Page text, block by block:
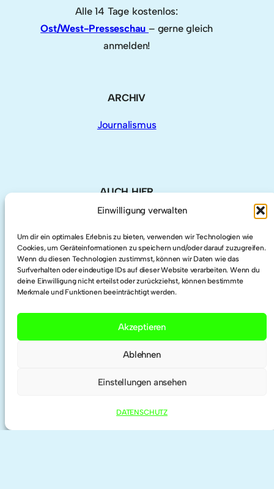
Einwilligung verwalten
Um dir ein optimales Erlebnis zu bieten, verwenden wir Technologien wie
Cookies, um Geräteinformationen zu speichern und/oder darauf zuzugreifen.
Wenn du diesen Technologien zustimmst, können wir Daten wie das
Surfverhalten oder eindeutige IDs auf dieser Website verarbeiten. Wenn du
deine Einwilligung nicht erteilst oder zurückziehst, können bestimmte
Merkmale und Funktionen beeinträchtigt werden.
Akzeptieren
Ablehnen
Einstellungen ansehen
DATENSCHUTZ
Alle 14 Tage kostenlos:
Ost/West-Presseschau – gerne gleich
anmelden!
ARCHIV
Journalismus
AUCH HIER
Twitter
ORCID